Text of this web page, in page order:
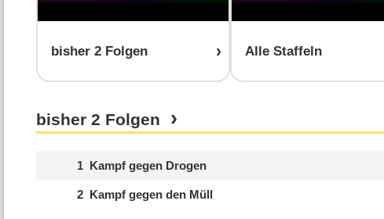
bisher 2 Folgen Alle Staffeln
bisher 2 Folgen
1 Kampf gegen Drogen
2 Kampf gegen den Müll